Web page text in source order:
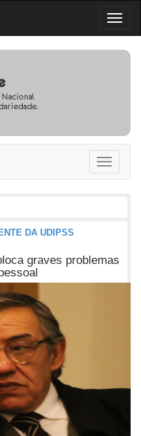
Toggle
DA UDIPSS
graves problemas